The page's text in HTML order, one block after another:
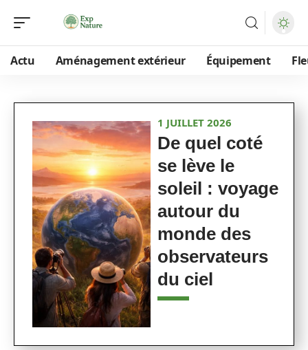
Actu Aménagement extérieur Équipement
1 JUILLET 2026
De quel coté
se lève le
soleil : voyage
autour du
monde des
observateurs
du ciel